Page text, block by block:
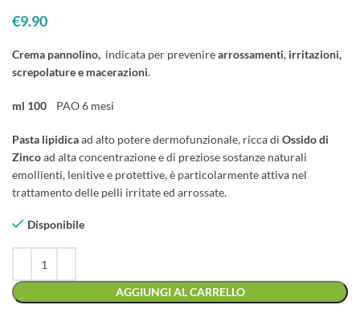
€9.90
Crema pannolino, indicata per prevenirearrossamenti, irritazioni,
screpolature e macerazioni.
ml 100 PAO 6 mesi
Pasta lipidicaad alto potere dermofunzionale, ricca di Ossido di
Zincoad alta concentrazione e di preziose sostanze naturali
emollienti, lenitive e protettive, è particolarmente attiva nel
trattamento delle pelli irritate ed arrossate.
Disponibile
AGGIUNGI AL CARRELLO